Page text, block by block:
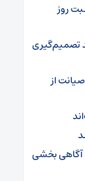
روز
تصمیم‌گیری
از
آگاهی بخشی